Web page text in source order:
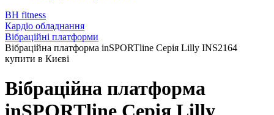
BH fitness
Кардіо обладнання
Вібраційні платформи
Вібраційна платформа inSPORTline Серія Lilly INS2164
купити в Києві
Вібраційна платформа